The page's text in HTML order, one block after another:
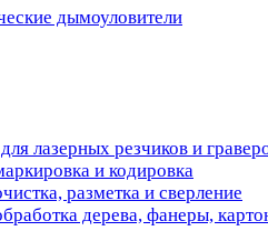
дымоуловители
лазерных резчиков и
и кодировка
разметка и сверление
дерева, фанеры,